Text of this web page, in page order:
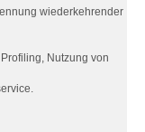
wiederkehrender
Nutzung von